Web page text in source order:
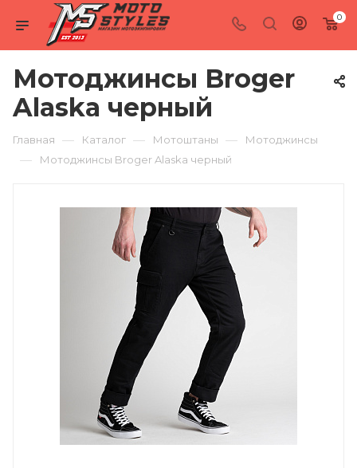
0
Мотоджинсы Broger
Alaska черный
Главная — Каталог — Мотоштаны — Мотоджинсы
— Мотоджинсы Broger Alaska черный